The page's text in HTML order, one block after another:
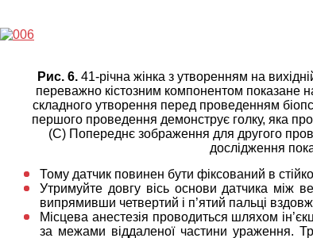
Рис. 6.41-річна жінка з утворенням на
переважно кістозним компонентом показане
складного утворення перед проведенням
першого проведення демонструє голку, яка
(C) Попереднє зображення для другого
дослідження
Тому датчик повинен бути фіксований в
Утримуйте довгу вісь основи датчика між
випрямивши четвертий і п’ятий пальці
Місцева анестезія проводиться шляхом
за межами віддаленої частини ураження.